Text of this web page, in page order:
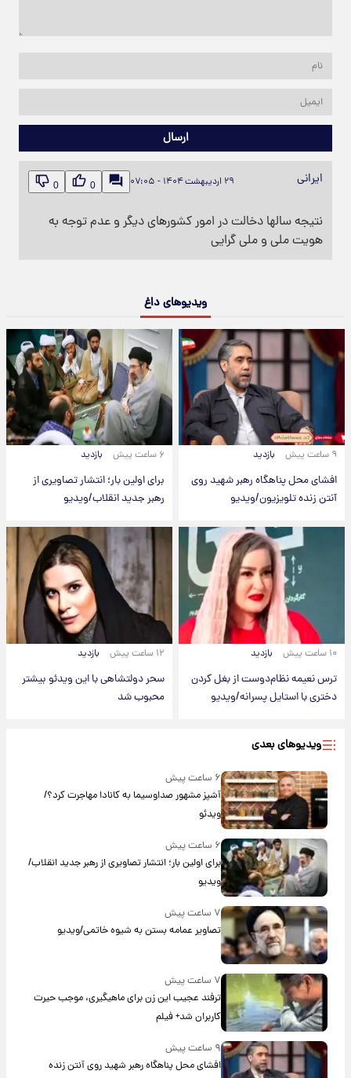
ارسال
ایرانی ۲۹ اردیبهشت ۱۴۰۴ - ۰۷:۰۵ 0
0
نتیجه سالها دخالت در امور کشورهای دیگر و عدم توجه به
هویت ملی و ملی گرایی
ویدیوهای داغ
۹ ساعت پیش بازدید
افشای محل پناهگاه‌ رهبر شهید روی
آنتن زنده تلویزیون/ویدیو
۶ ساعت پیش بازدید
برای اولین بار؛ انتشار تصاویری از
رهبر جدید انقلاب/ویدیو
۱۰ ساعت پیش بازدید
ترس نعیمه نظام‌دوست از بغل کردن
دختری با استایل پسرانه/ویدیو
۱۲ ساعت پیش بازدید
سحر دولتشاهی با این ویدئو بیشتر
محبوب شد
ویدیوهای بعدی
۶ ساعت پیش
آشپز مشهور صداوسیما به کانادا مهاجرت کرد؟/
ویدئو
۶ ساعت پیش
برای اولین بار؛ انتشار تصاویری از رهبر جدید انقلاب/
ویدیو
۷ ساعت پیش
تصاویر عمامه بستن به شیوه خاتمی/ویدیو
۷ ساعت پیش
ترفند عجیب این زن برای ماهیگیری، موجب حیرت
کاربران شد+ فیلم
۹ ساعت پیش
افشای محل پناهگاه‌ رهبر شهید روی آنتن زنده